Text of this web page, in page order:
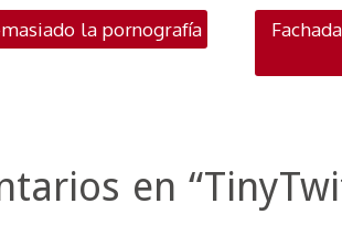
por
la pornografía
en “